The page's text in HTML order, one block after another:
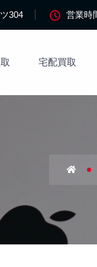
304 営業時
宅配買取